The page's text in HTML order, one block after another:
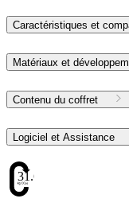
Caractéristiques et
Matériaux et
Contenu du coffret
Logiciel et Assistance
31.6